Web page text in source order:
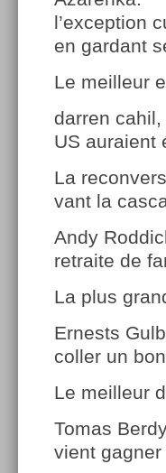
l’exception
en gardant
Le meil­leur
darren
US auraient
La
vant la
Andy
retraite de
La plus
Er­nests
coller un
Le meil­leur
Tomas
vient